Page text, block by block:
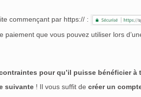
commençant par https:// :
que vous pouvez utiliser lors
pour qu’il puisse bénéficier à
suivante ! Il vous suffit de créer un